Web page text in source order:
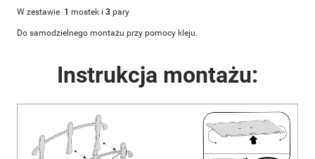
W zestawie 1 mostek i 3 pary
Do samodzielnego montażu przy pomocy kleju.
Instrukcja montażu: